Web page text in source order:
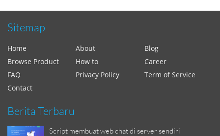
Sitemap
Home About
Blog
Browse Product
How to
Career
FAQ
Privacy Policy
Term of Service
Contact
Berita Terbaru
Script membuat web chat di server sendiri